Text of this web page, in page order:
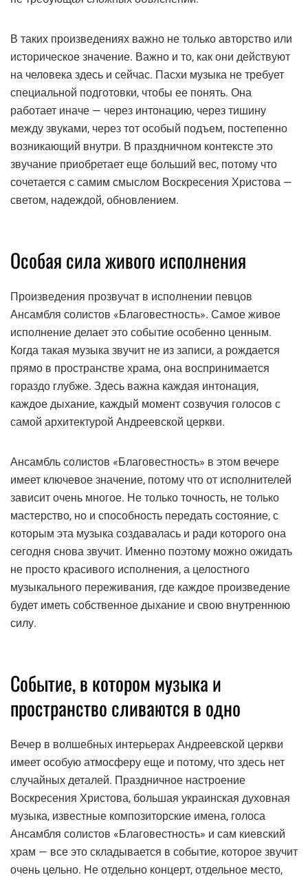
В таких произведениях важно не только авторство или
историческое значение. Важно и то, как они действуют
на человека здесь и сейчас. Пасхи музыка не требует
специальной подготовки, чтобы ее понять. Она
работает иначе — через интонацию, через тишину
между звуками, через тот особый подъем, постепенно
возникающий внутри. В праздничном контексте это
звучание приобретает еще больший вес, потому что
сочетается с самим смыслом Воскресения Христова —
светом, надеждой, обновлением.
Особая сила живого исполнения
Произведения прозвучат в исполнении певцов
Ансамбля солистов «Благовестность». Самое живое
исполнение делает это событие особенно ценным.
Когда такая музыка звучит не из записи, а рождается
прямо в пространстве храма, она воспринимается
гораздо глубже. Здесь важна каждая интонация,
каждое дыхание, каждый момент созвучия голосов с
самой архитектурой Андреевской церкви.
Ансамбль солистов «Благовестность» в этом вечере
имеет ключевое значение, потому что от исполнителей
зависит очень многое. Не только точность, не только
мастерство, но и способность передать состояние, с
которым эта музыка создавалась и ради которого она
сегодня снова звучит. Именно поэтому можно ожидать
не просто красивого исполнения, а целостного
музыкального переживания, где каждое произведение
будет иметь собственное дыхание и свою внутреннюю
силу.
Событие, в котором музыка и
пространство сливаются в одно
Вечер в волшебных интерьерах Андреевской церкви
имеет особую атмосферу еще и потому, что здесь нет
случайных деталей. Праздничное настроение
Воскресения Христова, большая украинская духовная
музыка, известные композиторские имена, голоса
Ансамбля солистов «Благовестность» и сам киевский
храм — все это складывается в событие, которое звучит
очень цельно. Не отдельно концерт, отдельное место,